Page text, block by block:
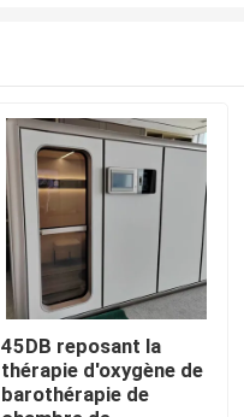
45DB reposant la
thérapie d'oxygène de
barothérapie de